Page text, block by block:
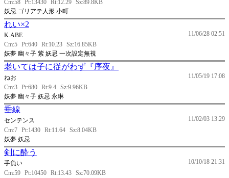
Cm:58 Pt:13430 Rt:12.29 Sz:89.8KB
妖忌 ゴリアテ人形 小町
れい×2
11/06/28 02:51
K.ABE
Cm:5 Pt:640 Rt:10.23 Sz:16.85KB
妖夢 幽々子 紫 妖忌 一次設定無視
老いては子に従がわず『序夜』
11/05/19 17:08
ねお
Cm:3 Pt:680 Rt:9.4 Sz:9.96KB
妖夢 幽々子 妖忌 永琳
垂線
11/02/03 13:29
センテンス
Cm:7 Pt:1430 Rt:11.64 Sz:8.04KB
妖夢 妖忌
剣に酔う
10/10/18 21:31
手負い
Cm:59 Pt:10450 Rt:13.43 Sz:70.09KB